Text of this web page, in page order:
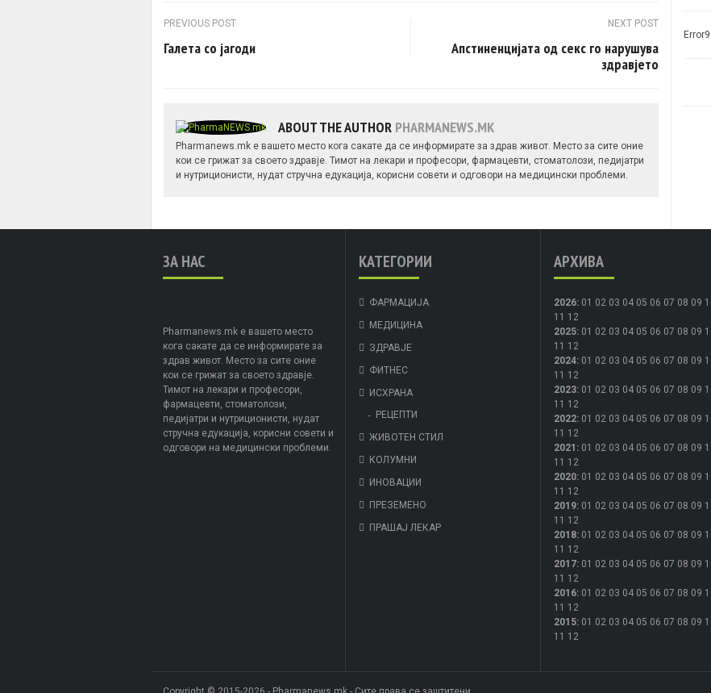
Post navigation
PREVIOUS POST
Галета со јагоди
NEXT POST
Апстиненцијата од секс го нарушува
здравјето
ABOUT THE AUTHOR PHARMANEWS.MK
Pharmanews.mk е вашето место кога сакате да се информирате за здрав живот. Место за сите оние
кои се грижат за своето здравје. Тимот на лекари и професори, фармацевти, стоматолози, педијатри
и нутриционисти, нудат стручна едукација, корисни совети и одговори на медицински проблеми.
Error9
ЗА НАС
Pharmanews.mk е вашето место
кога сакате да се информирате за
здрав живот. Место за сите оние
кои се грижат за своето здравје.
Тимот на лекари и професори,
фармацевти, стоматолози,
педијатри и нутриционисти, нудат
стручна едукација, корисни совети и
одговори на медицински проблеми.
КАТЕГОРИИ
ФАРМАЦИЈА
МЕДИЦИНА
ЗДРАВЈЕ
ФИТНЕС
ИСХРАНА
РЕЦЕПТИ
ЖИВОТЕН СТИЛ
КОЛУМНИ
ИНОВАЦИИ
ПРЕЗЕМЕНО
ПРАШАЈ ЛЕКАР
АРХИВА
2026: 01 02 03 04 05 06 07 08 09
11 12
2025: 01 02 03 04 05 06 07 08 09
11 12
2024: 01 02 03 04 05 06 07 08 09
11 12
2023: 01 02 03 04 05 06 07 08 09
11 12
2022: 01 02 03 04 05 06 07 08 09
11 12
2021 : 01 02 03 04 05 06 07 08 09
11 12
2020: 01 02 03 04 05 06 07 08 09
11 12
2019: 01 02 03 04 05 06 07 08 09
11 12
2018: 01 02 03 04 05 06 07 08 09
11 12
2017: 01 02 03 04 05 06 07 08 09
11 12
2016: 01 02 03 04 05 06 07 08 09
11 12
2015: 01 02 03 04 05 06 07 08 09
11 12